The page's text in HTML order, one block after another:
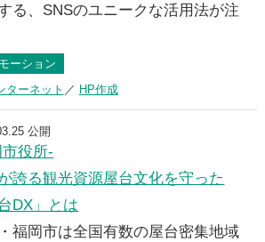
る、SNSのユニークな活用法が注
ーション
ターネット
HP作成
公開
役所-
誇る観光資源屋台文化を守った
台DX」とは
福岡市は全国有数の屋台密集地域